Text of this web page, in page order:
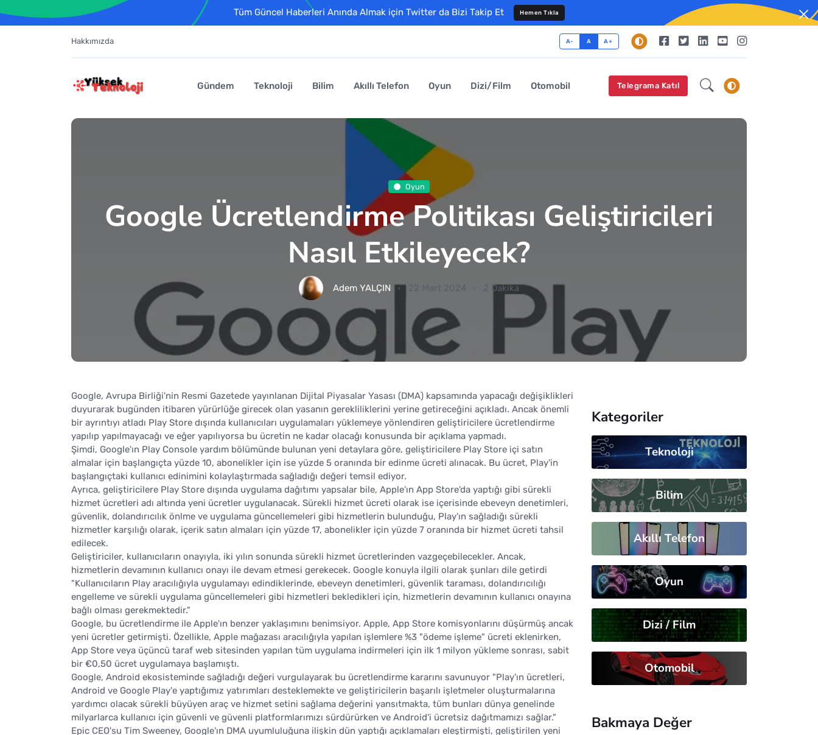
Tüm Güncel Haberleri Anında Almak için Twitter da Bizi Takip Et Hemen Tıkla
Hakkımızda A- A A+
Gündem Teknoloji Bilim Akıllı Telefon Oyun Dizi/Film Otomobil Telegrama Katıl
Oyun
Google Ücretlendirme Politikası Geliştiricileri
Nasıl Etkileyecek?
Adem YALÇIN 2 Dakika
Google, Avrupa Birliği'nin Resmi Gazetede yayınlanan Dijital Piyasalar Yasası (DMA) kapsamında yapacağı değişiklikleri
duyurarak bugünden itibaren yürürlüğe girecek olan yasanın gerekliliklerini yerine getireceğini açıkladı. Ancak önemli
bir ayrıntıyı atladı Play Store dışında kullanıcıları uygulamaları yüklemeye yönlendiren geliştiricilere ücretlendirme
yapılıp yapılmayacağı ve eğer yapılıyorsa bu ücretin ne kadar olacağı konusunda bir açıklama yapmadı.
Şimdi, Google'ın Play Console yardım bölümünde bulunan yeni detaylara göre, geliştiricilere Play Store içi satın
almalar için başlangıçta yüzde 10, abonelikler için ise yüzde 5 oranında bir edinme ücreti alınacak. Bu ücret, Play'in
başlangıçtaki kullanıcı edinimini kolaylaştırmada sağladığı değeri temsil ediyor.
Ayrıca, geliştiricilere Play Store dışında uygulama dağıtımı yapsalar bile, Apple'ın App Store'da yaptığı gibi sürekli
hizmet ücretleri adı altında yeni ücretler uygulanacak. Sürekli hizmet ücreti olarak ise içerisinde ebeveyn denetimleri,
güvenlik, dolandırıcılık önlme ve uygulama güncellemeleri gibi hizmetlerin bulunduğu, Play'ın sağladığı sürekli
hizmetler karşılığı olarak, içerik satın almaları için yüzde 17, abonelikler için yüzde 7 oranında bir hizmet ücreti tahsil
edilecek.
Geliştiriciler, kullanıcıların onayıyla, iki yılın sonunda sürekli hizmet ücretlerinden vazgeçebilecekler. Ancak,
hizmetlerin devamının kullanıcı onayı ile devam etmesi gerekecek. Google konuyla ilgili olarak şunları dile getirdi
"Kullanıcıların Play aracılığıyla uygulamayı edindiklerinde, ebeveyn denetimleri, güvenlik taraması, dolandırıcılığı
engelleme ve sürekli uygulama güncellemeleri gibi hizmetleri bekledikleri için, hizmetlerin devamının kullanıcı onayına
bağlı olması gerekmektedir."
Google, bu ücretlendirme ile Apple'ın benzer yaklaşımını benimsiyor. Apple, App Store komisyonlarını düşürmüş ancak
yeni ücretler getirmişti. Özellikle, Apple mağazası aracılığıyla yapılan işlemlere %3 "ödeme işleme" ücreti eklenirken,
App Store veya üçüncü taraf web sitesinden yapılan tüm uygulama indirmeleri için ilk 1 milyon yükleme sonrası, sabit
bir €0,50 ücret uygulamaya başlamıştı.
Google, Android ekosisteminde sağladığı değeri vurgulayarak bu ücretlendirme kararını savunuyor "Play'ın ücretleri,
Android ve Google Play'e yaptığımız yatırımları desteklemekte ve geliştiricilerin başarılı işletmeler oluşturmalarına
yardımcı olacak sürekli büyüyen araç ve hizmet setini sağlama değerini yansıtmakta, tüm bunları dünya genelinde
milyarlarca kullanıcı için güvenli ve güvenli platformlarımızı sürdürürken ve Android'i ücretsiz dağıtmamızı sağlar."
Epic CEO'su Tim Sweeney, Google'ın DMA uyumluluğuna ilişkin dün yaptığı açıklamaları eleştirmişti, geliştirilen yeni
Kategoriler
Teknoloji
Bilim
Akıllı Telefon
Oyun
Dizi / Film
Otomobil
Bakmaya Değer